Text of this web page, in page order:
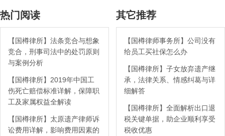
热门阅读
【国樽律所】法条竞合与想象
竞合，刑事司法中的处罚原则
与案例分析
【国樽律所】2019年中国工
伤死亡赔偿标准详解，保障职
工及家属权益全解读
【国樽律所】太原遗产律师诉
讼费用详解，影响费用因素的
其它推荐
【国樽律师事务所】公司没有
给员工买社保怎么办
【国樽律所】子女放弃遗产继
承，法律关系、情感纠葛与详
细解答
【国樽律所】全面解析出口退
税关键单据，助企业顺利享受
税收优惠